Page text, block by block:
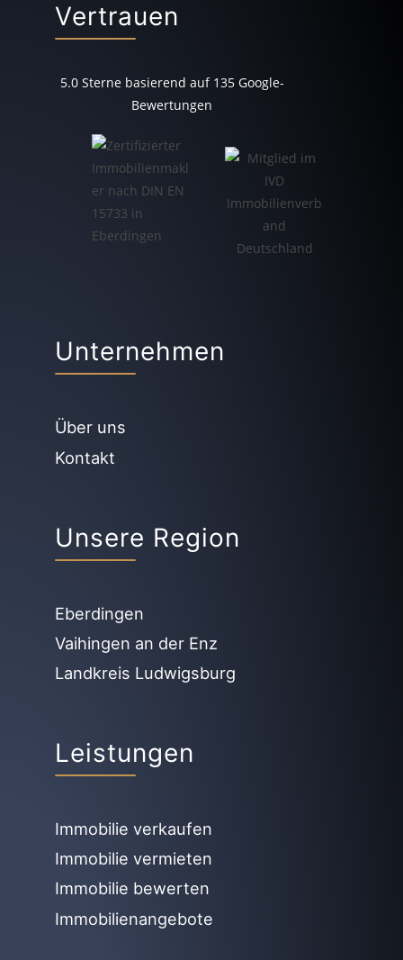
Leistungen
Immobilie verkaufen
Immobilie vermieten
Immobilie bewerten
Immobilienangebote
Unsere Region
Eberdingen
Vaihingen an der Enz
Landkreis Ludwigsburg
Unternehmen
Über uns
Kontakt
Vertrauen
5.0Sterne basierend auf 135 Google-
Bewertungen